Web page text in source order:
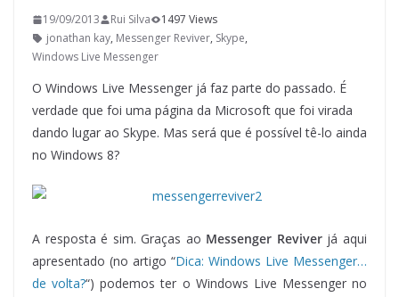
19/09/2013 Rui Silva
1497 Views
jonathan kay, Messenger Reviver, Skype,
Windows Live Messenger
O Windows Live Messenger já faz parte do passado. É
verdade que foi uma página da Microsoft que foi virada
dando lugar ao Skype. Mas será que é possível tê-lo ainda
no Windows 8?
A resposta é sim. Graças ao Messenger Reviverjá aqui
apresentado (no artigo “Dica: Windows Live Messenger…
de volta?“) podemos ter o Windows Live Messenger no